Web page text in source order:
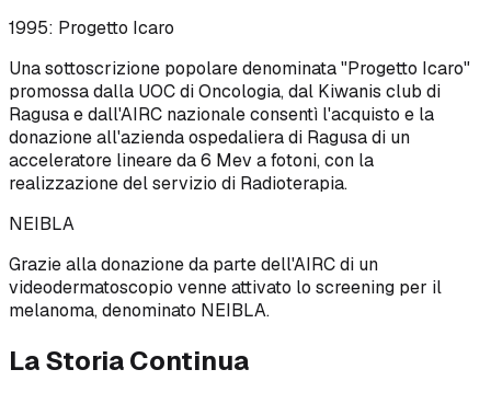
1995: Progetto Icaro
Una sottoscrizione popolare denominata "Progetto Icaro"
promossa dalla UOC di Oncologia, dal Kiwanis club di
Ragusa e dall'AIRC nazionale consentì l'acquisto e la
donazione all'azienda ospedaliera di Ragusa di un
acceleratore lineare da 6 Mev a fotoni, con la
realizzazione del servizio di Radioterapia.
NEIBLA
Grazie alla donazione da parte dell'AIRC di un
videodermatoscopio venne attivato lo screening per il
melanoma, denominato NEIBLA.
La Storia Continua